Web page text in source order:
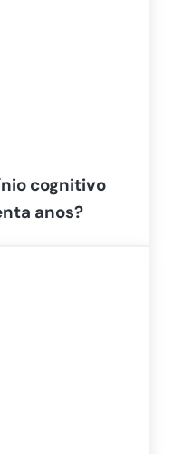
cognitivo
anos?